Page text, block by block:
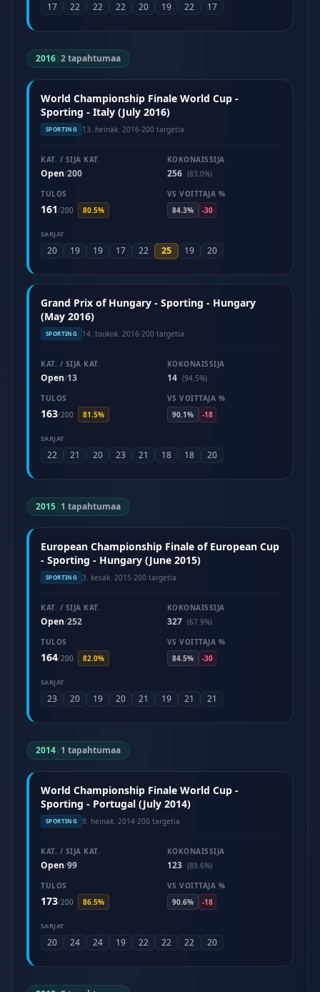
17 22 22 22 20 19 22 17
2016|2 tapahtumaa
World Championship Finale World Cup -
Sporting - Italy (July 2016)
SPORTING 13. heinäk. 2016·200 targetia
KAT. / SIJA KAT.
Open/200
KOKONAISSIJA
256 (83.0%)
TULOS
161/200 80.5%
VS VOITTAJA %
84.3%
-30
SARJAT
20 19 19 17 22 25 19 20
Grand Prix of Hungary - Sporting - Hungary
(May 2016)
SPORTING 14. toukok. 2016·200 targetia
KAT. / SIJA KAT.
Open/13
KOKONAISSIJA
14 (94.5%)
TULOS
163/200 81.5%
VS VOITTAJA %
90.1%
-18
SARJAT
22 21 20 23 21 18 18 20
2015| 1 tapahtumaa
European Championship Finale of European Cup
- Sporting - Hungary (June 2015)
SPORTING 3. kesäk. 2015·200 targetia
KAT. / SIJA KAT.
Open/252
KOKONAISSIJA
327 (67.9%)
TULOS
164/200 82.0%
VS VOITTAJA %
84.5%
-30
SARJAT
23 20 19 20 21 19 21 21
2014| 1 tapahtumaa
World Championship Finale World Cup -
Sporting - Portugal (July 2014)
SPORTING 9. heinäk. 2014·200 targetia
KAT. / SIJA KAT.
Open/99
KOKONAISSIJA
123 (89.6%)
TULOS
173/200 86.5%
VS VOITTAJA %
90.6%
-18
SARJAT
20 24 24 19 22 22 22 20